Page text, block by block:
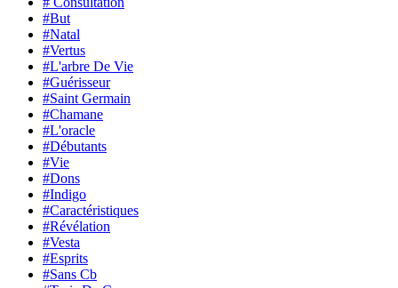
#But
#Natal
#Vertus
#L'arbre De Vie
#Guérisseur
#Saint Germain
#Chamane
#L'oracle
#Débutants
#Vie
#Dons
#Indigo
#Caractéristiques
#Révélation
#Vesta
#Esprits
#Sans Cb